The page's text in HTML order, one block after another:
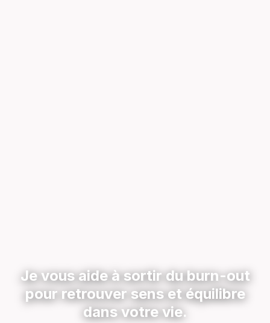
Je vous aide à sortir du burn-out
pour retrouver sens et équilibre
dans votre vie.